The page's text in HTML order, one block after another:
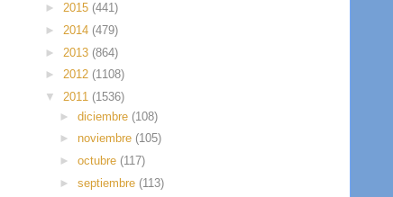
► 2015 (441)
► 2014 (479)
► 2013 (864)
► 2012 (1108)
▼ 2011 (1536)
► diciembre (108)
► noviembre (105)
► octubre (117)
► septiembre (113)